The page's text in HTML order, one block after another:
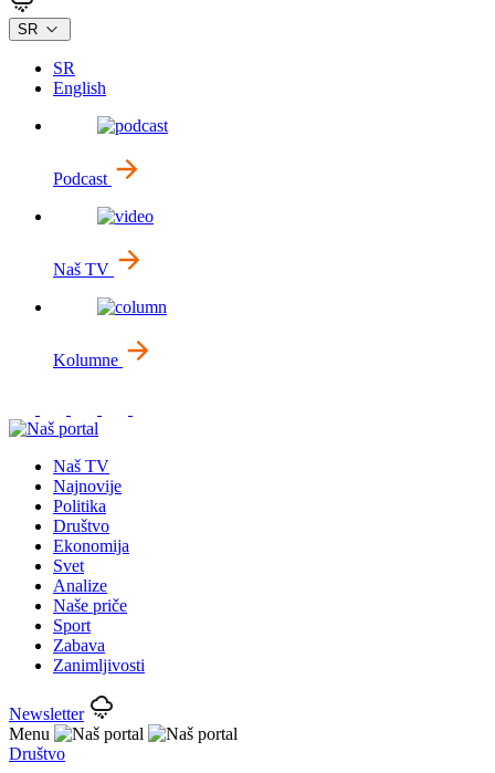
SR
SR
English
Podcast
Naš TV
Kolumne
Naš TV
Najnovije
Politika
Društvo
Ekonomija
Svet
Analize
Naše priče
Sport
Zabava
Zanimljivosti
Newsletter
Menu
Društvo